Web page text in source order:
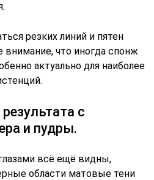
резких линий и пятен
внимание, что иногда спонж
актуально для наиболее
с
и пудры.
всё ещё видны,
области матовые тени